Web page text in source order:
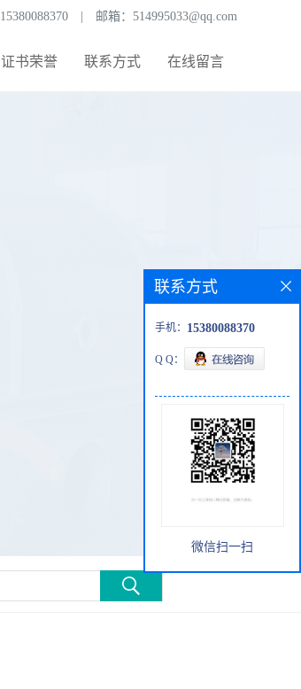
15380088370 邮箱： 514995033@qq.com
证书荣誉 联系方式 在线留言
联系方式
手机： 15380088370
Q Q：
微信扫一扫